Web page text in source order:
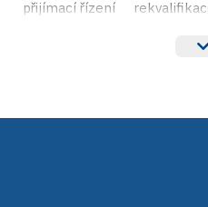
přijímací řízení